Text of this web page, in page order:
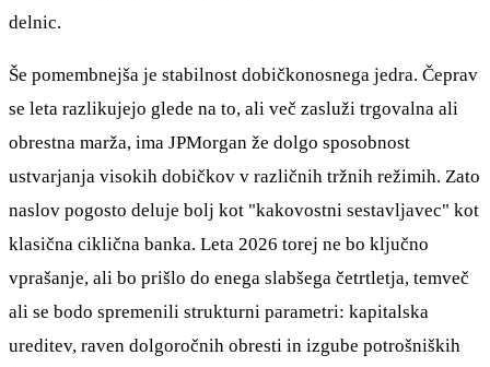
delnic.
Še pomembnejša je stabilnost dobičkonosnega jedra. Čeprav
se leta razlikujejo glede na to, ali več zasluži trgovalna ali
obrestna marža, ima JPMorgan že dolgo sposobnost
ustvarjanja visokih dobičkov v različnih tržnih režimih. Zato
naslov pogosto deluje bolj kot "kakovostni sestavljavec" kot
klasična ciklična banka. Leta 2026 torej ne bo ključno
vprašanje, ali bo prišlo do enega slabšega četrtletja, temveč
ali se bodo spremenili strukturni parametri: kapitalska
ureditev, raven dolgoročnih obresti in izgube potrošniških